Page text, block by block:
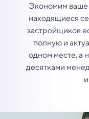
Экономим ваше
находящиеся
застройщиков
полную и
одном месте, а
десятками